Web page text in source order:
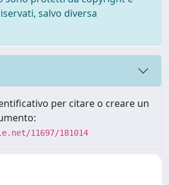
salvo diversa
per citare o creare un
11697/181014